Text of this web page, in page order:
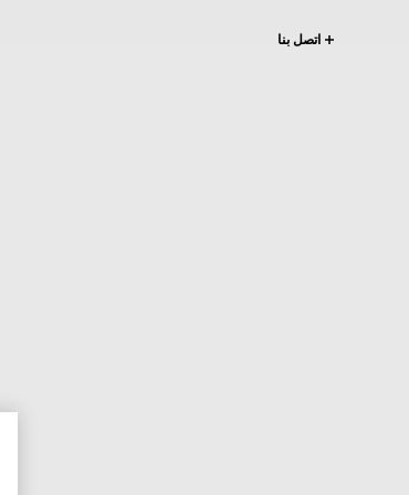
اتصل بنا